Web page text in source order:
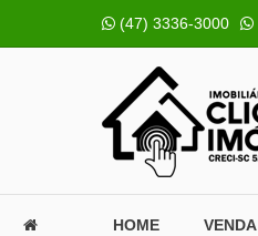
(47) 3336-3000
HOME VENDA